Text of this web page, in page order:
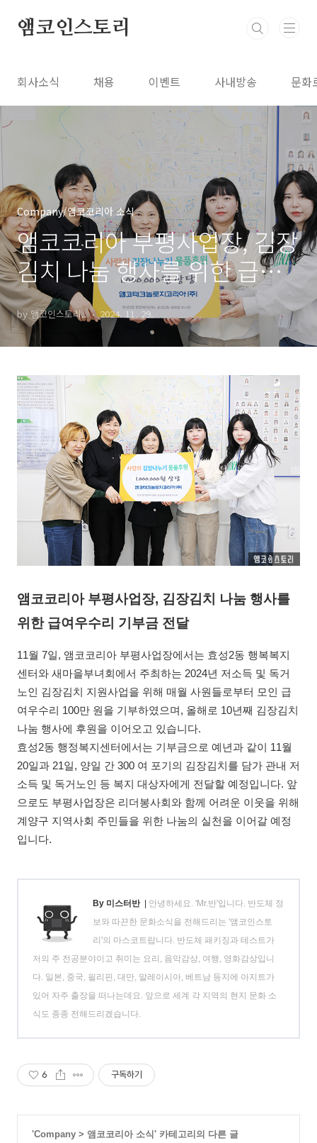
앰코인스토리
회사소식 채용 이벤트 사내방송 문화
Company/앰코코리아 소식
앰코코리아 부평사업장, 김장
김치 나눔 행사를 위한 급여
우수리 기부금 전달
by 앰코인스토리.. 2024. 11. 29.
앰코코리아 부평사업장, 김장김치 나눔 행사를
위한 급여우수리 기부금 전달
11월 7일, 앰코코리아 부평사업장에서는 효성2동 행복복지
센터와 새마을부녀회에서 주최하는 2024년 저소득 및 독거
노인 김장김치 지원사업을 위해 매월 사원들로부터 모인 급
여우수리 100만 원을 기부하였으며, 올해로 10년째 김장김치
나눔 행사에 후원을 이어오고 있습니다.
효성2동 행정복지센터에서는 기부금으로 예년과 같이 11월
20일과 21일, 양일 간 300 여 포기의 김장김치를 담가 관내 저
소득 및 독거노인 등 복지 대상자에게 전달할 예정입니다. 앞
으로도 부평사업장은 리더봉사회와 함께 어려운 이웃을 위해
계양구 지역사회 주민들을 위한 나눔의 실천을 이어갈 예정
입니다.
By 미스터반 | 안녕하세요. 'Mr.반'입니다. 반도체 정
보와 따끈한 문화소식을 전해드리는 '앰코인스토
리'의 마스코트랍니다. 반도체 패키징과 테스트가
저의 주 전공분야이고 취미는 요리, 음악감상, 여행, 영화감상입니
다. 일본, 중국, 필리핀, 대만, 말레이시아, 베트남 등지에 아지트가
있어 자주 출장을 떠나는데요. 앞으로 세계 각 지역의 현지 문화 소
식도 종종 전해드리겠습니다.
6 구독하기
'Company > 앰코코리아 소식' 카테고리의 다른 글